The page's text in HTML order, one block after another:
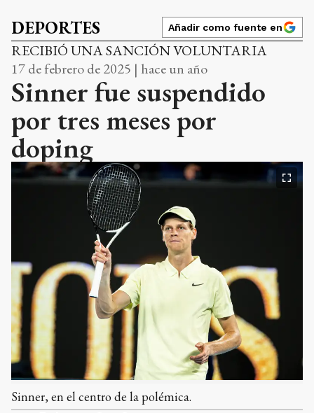
DEPORTES Añadir como fuente en
RECIBIÓ UNA SANCIÓN VOLUNTARIA
17 de febrero de 2025 | hace un año
Sinner fue suspendido
por tres meses por
doping
Sinner, en el centro de la polémica.